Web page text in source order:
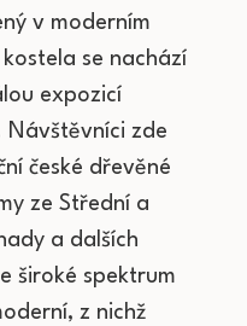
v moderním
se nachází
expozicí
Návštěvníci zde
české dřevěné
ze Střední a
a dalších
široké spektrum
z nichž